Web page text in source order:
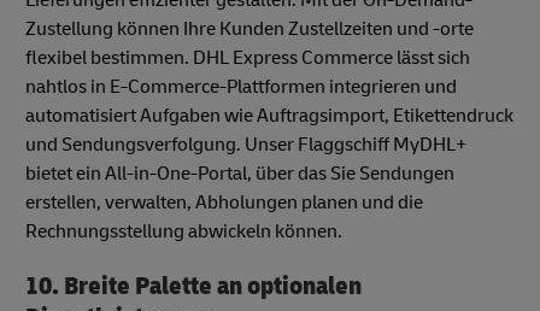
Zustellung können Ihre Kunden Zustellzeiten und -orte
flexibel bestimmen. DHL Express Commerce lässt sich
nahtlos in E-Commerce-Plattformen integrieren und
automatisiert Aufgaben wie Auftragsimport, Etikettendruck
und Sendungsverfolgung. Unser Flaggschiff MyDHL+
bietet ein All-in-One-Portal, über das Sie Sendungen
erstellen, verwalten, Abholungen planen und die
Rechnungsstellung abwickeln können.
10. Breite Palette an optionalen